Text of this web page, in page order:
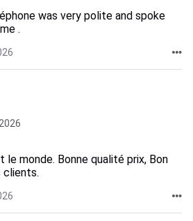
was very polite and spoke
.
monde. Bonne qualité prix, Bon
clients.